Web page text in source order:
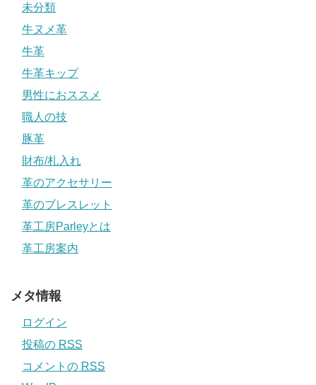
未分類
牛ヌメ革
牛革
牛革キップ
男性におススメ
職人の技
豚革
財布/札入れ
革のアクセサリー
革のブレスレット
革工房Parleyとは
革工房案内
メタ情報
ログイン
投稿の RSS
コメントの RSS